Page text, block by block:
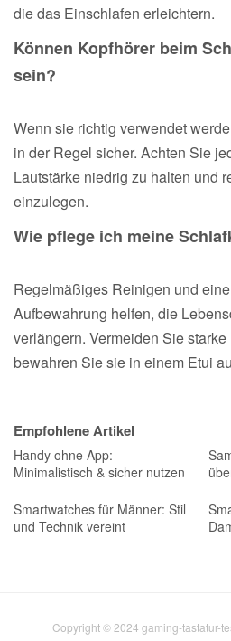
die das Einschlafen erleichtern.
Können Kopfhörer beim
sein?
Wenn sie richtig verwendet
in der Regel sicher. Achten Sie
Lautstärke niedrig zu halten und
einzulegen.
Wie pflege ich meine
Regelmäßiges Reinigen und
Aufbewahrung helfen, die
verlängern. Vermeiden Sie
bewahren Sie sie in einem Etui
Empfohlene Artikel
Handy ohne App:
Minimalistisch & sicher nutzen
Smartwatches für Männer: Stil
und Technik vereint
Copyright © 2024 gaming-tastatur-